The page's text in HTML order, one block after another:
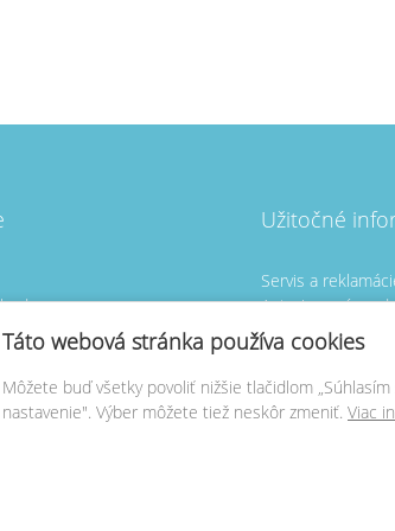
Užitočné
Servis a
Autorizovaní
Vlastné predajne
Vlastné predajne
Nastavenie
Táto webová stránka používa cookies
Môžete buď všetky povoliť nižšie tlačidlom
nastavenie". Výber môžete tiež neskôr zmeniť. Viac